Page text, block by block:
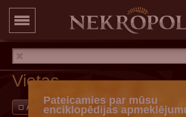
Vietas
Ar attēliem Pievienot vietu
Pateicamies par mūsu
enciklopēdijas